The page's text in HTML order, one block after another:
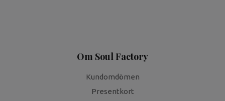
Om Soul Factory
Kundomdömen
Presentkort